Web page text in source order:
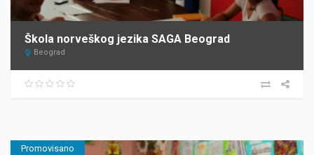
Škola norveškog jezika SAGA Beograd
Beograd
Promovisano